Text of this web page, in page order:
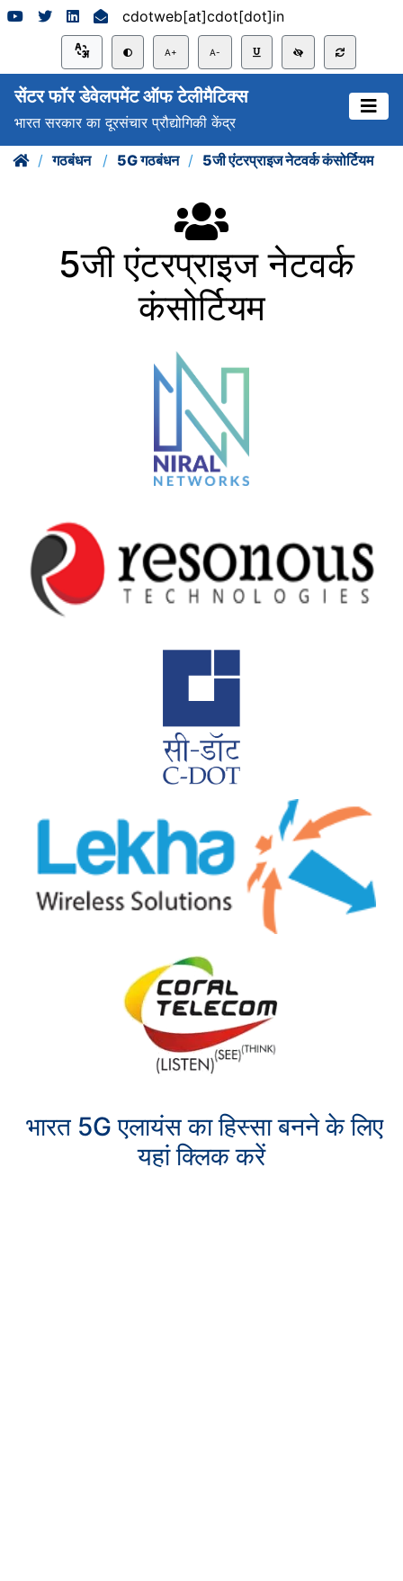
cdotweb[at]cdot[dot]in
A+ A-
सेंटर फॉर डेवेलपमेंट ऑफ टेलीमैटिक्स
भारत सरकार का दूरसंचार प्रौद्योगिकी केंद्र
गठबंधन 5G गठबंधन 5जी एंटरप्राइज नेटवर्क कंसोर्टियम
5जी एंटरप्राइज नेटवर्क
कंसोर्टियम
भारत 5G एलायंस का हिस्सा बनने के लिए
यहां क्लिक करें